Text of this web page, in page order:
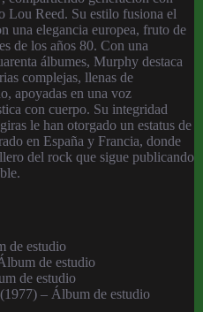
Lou Reed. Su estilo fusiona el
una elegancia europea, fruto de
de los años 80. Con una
álbumes, Murphy destaca
complejas, llenas de
apoyadas en una voz
con cuerpo. Su integridad
le han otorgado un estatus de
en España y Francia, donde
del rock que sigue publicando
de estudio
de estudio
de estudio
– Álbum de estudio